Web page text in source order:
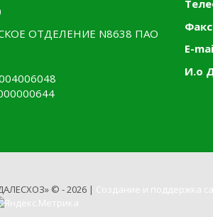
ОТДЕЛЕНИЕ N8638 ПАО
E-
И.о
© - 2026 | Создание и поддержка